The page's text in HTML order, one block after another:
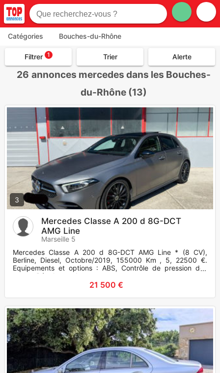
Catégories Bouches-du-Rhône
Filtrer 1 Trier Alerte
26 annonces mercedes dans les Bouches-
du-Rhône (13)
3
Mercedes Classe A 200 d 8G-DCT
AMG Line
Marseille 5
Mercedes Classe A 200 d 8G-DCT AMG Line * (8 CV),
Berline, Diesel, Octobre/2019, 155000 Km , 5, 22500 €.
Equipements et options : ABS, Contrôle de pression des
pneus, Régulateur d
21 500 €